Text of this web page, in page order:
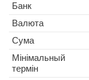
Банк
Валюта
Сума
Мінімальный
термін